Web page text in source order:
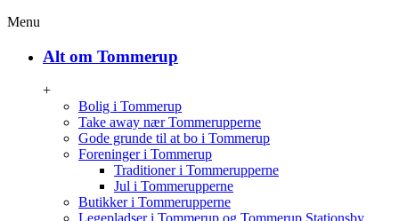
Menu
Alt om Tommerup
+
Bolig i Tommerup
Take away nær Tommerupperne
Gode grunde til at bo i Tommerup
Foreninger i Tommerup
Traditioner i Tommerupperne
Jul i Tommerupperne
Butikker i Tommerupperne